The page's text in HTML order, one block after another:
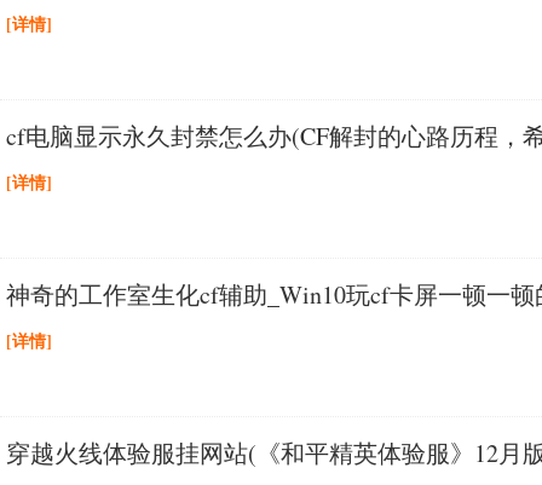
[详情]
cf电脑显示永久封禁怎么办(CF解封的心路历程
[详情]
神奇的工作室生化cf辅助_Win10玩cf卡屏一顿一
[详情]
穿越火线体验服挂网站(《和平精英体验服》12月